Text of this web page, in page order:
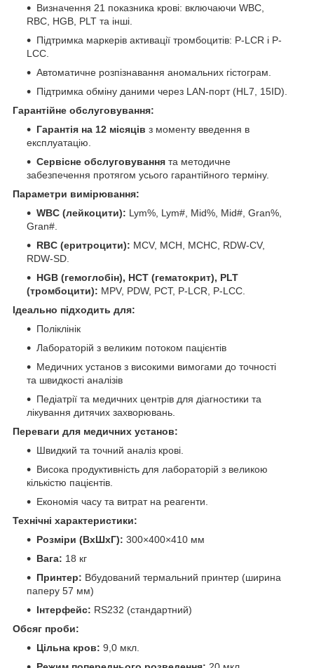
Визначення 21 показника крові: включаючи WBC,
RBC, HGB, PLT та інші.
Підтримка маркерів активації тромбоцитів: P-LCR і P-
LCC.
Автоматичне розпізнавання аномальних гістограм.
Підтримка обміну даними через LAN-порт (HL7, 15ID).
Гарантійне обслуговування:
Гарантія на 12 місяців з моменту введення в
експлуатацію.
Сервісне обслуговування та методичне
забезпечення протягом усього гарантійного терміну.
Параметри вимірювання:
WBC (лейкоцити): Lym%, Lym#, Mid%, Mid#, Gran%,
Gran#.
RBC (еритроцити): MCV, MCH, MCHC, RDW-CV,
RDW-SD.
HGB (гемоглобін), HCT (гематокрит), PLT
(тромбоцити): MPV, PDW, PCT, P-LCR, P-LCC.
Ідеально підходить для:
Поліклінік
Лабораторій з великим потоком пацієнтів
Медичних установ з високими вимогами до точності
та швидкості аналізів
Педіатрії та медичних центрів для діагностики та
лікування дитячих захворювань.
Переваги для медичних установ:
Швидкий та точний аналіз крові.
Висока продуктивність для лабораторій з великою
кількістю пацієнтів.
Економія часу та витрат на реагенти.
Технічні характеристики:
Розміри (ВхШхГ): 300×400×410 мм
Вага: 18 кг
Принтер: Вбудований термальний принтер (ширина
паперу 57 мм)
Інтерфейс: RS232 (стандартний)
Обсяг проби:
Цільна кров: 9,0 мкл.